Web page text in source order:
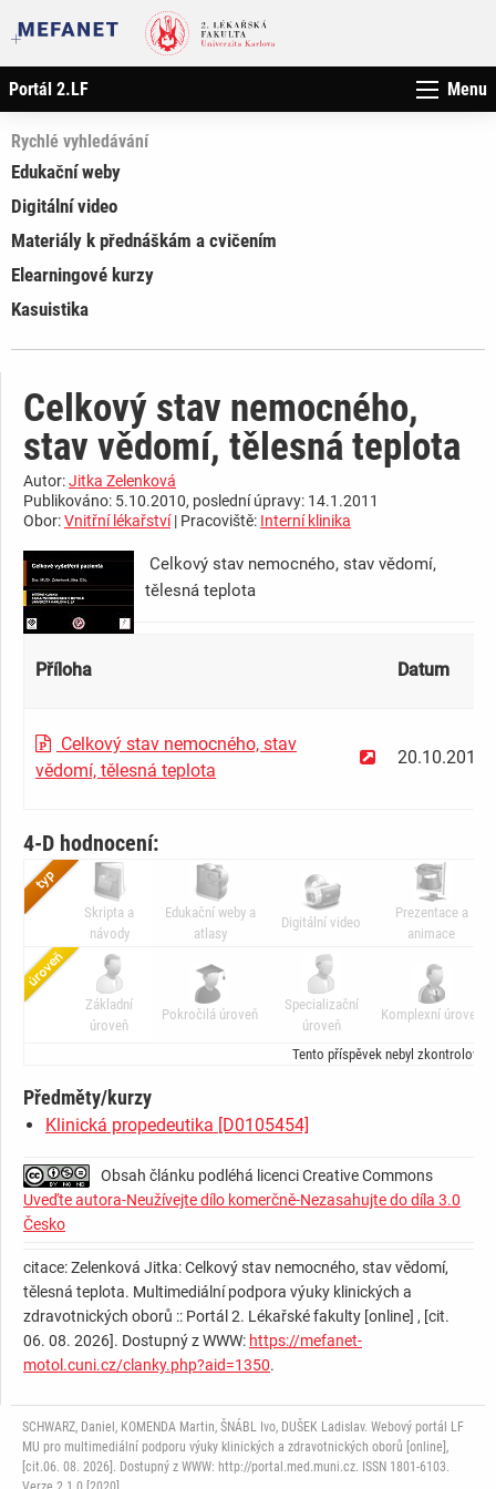
Portál 2.LF Menu
Rychlé vyhledávání
Edukační weby
Digitální video
Materiály k přednáškám a cvičením
Elearningové kurzy
Kasuistika
Celkový stav nemocného,
stav vědomí, tělesná teplota
Autor:Jitka Zelenková
Publikováno: 5.10.2010, poslední úpravy: 14.1.2011
Obor:Vnitřní lékařství| Pracoviště: Interní klinika
Celkový stav nemocného, stav vědomí,
tělesná teplota
Příloha Datum
Celkový stav nemocného, stav
vědomí, tělesná teplota
20.10.2010
4-D hodnocení:
Skripta a
návody
Edukační weby a
atlasy
Digitální video
Prezentace a
animace
Základní
úroveň
Pokročilá úroveň
Specializační
úroveň
Komplexní úroveň
Tento příspěvek nebyl
Předměty/kurzy
Klinická propedeutika [D0105454]
Obsah článku podléhá licenci Creative Commons
Uveďte autora-Neužívejte dílo komerčně-Nezasahujte do díla 3.0
Česko
citace: Zelenková Jitka: Celkový stav nemocného, stav vědomí,
tělesná teplota. Multimediální podpora výuky klinických a
zdravotnických oborů :: Portál 2. Lékařské fakulty [online] , [cit.
06. 08. 2026]. Dostupný z WWW: https://mefanet-
motol.cuni.cz/clanky.php?aid=1350.
SCHWARZ, Daniel, KOMENDA Martin, ŠNÁBL Ivo, DUŠEK Ladislav. Webový portál LF
MU pro multimediální podporu výuky klinických a zdravotnických oborů [online],
[cit.06. 08. 2026]. Dostupný z WWW: http://portal.med.muni.cz. ISSN 1801-6103.